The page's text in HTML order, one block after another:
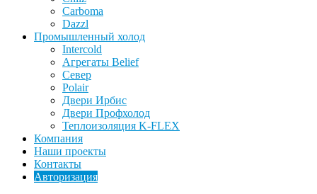
Carboma
Dazzl
Промышленный холод
Intercold
Агрегаты Belief
Север
Polair
Двери Ирбис
Двери Профхолод
Теплоизоляция K-FLEX
Компания
Наши проекты
Контакты
Авторизация